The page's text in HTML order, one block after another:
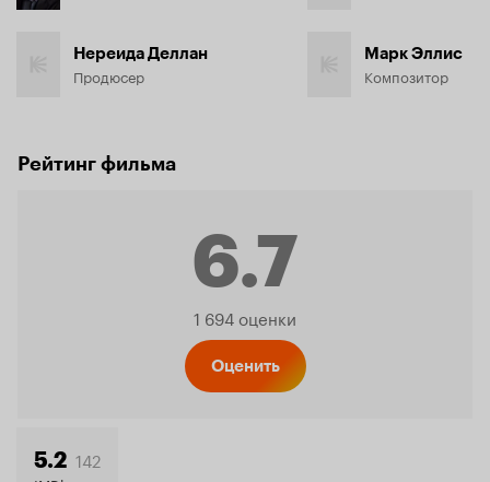
Нереида Деллан
Продюсер
Марк Эллис
Композитор
Рейтинг фильма
6.7
Рейтинг
1 694 оценки
Оценить
5.2 142